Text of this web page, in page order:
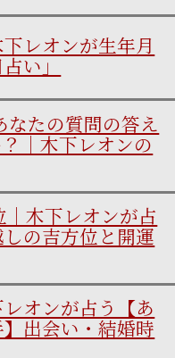
レオンが生年月
い」
なたの質問の答え
｜木下レオンの
木下レオンが占
の吉方位と開運
オンが占う【あ
出会い・結婚時